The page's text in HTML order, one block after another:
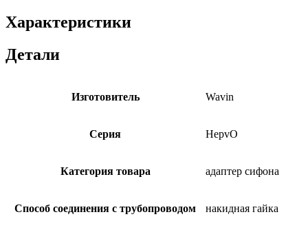
Характеристики
Детали
Изготовитель Wavin
Серия HepvO
Категория товара адаптер сифона
Способ соединения с трубопроводом накидная гайка